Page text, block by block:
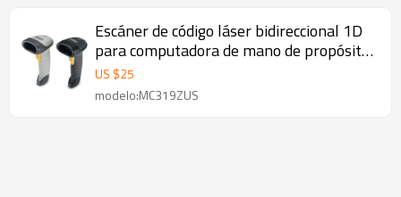
Escáner de código láser bidireccional 1D
para computadora de mano de propósito
general Symbol LS2208
US $25
modelo:MC319ZUS